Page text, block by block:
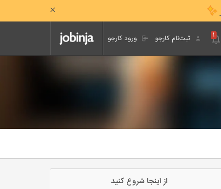
ورود کارجو ثبت‌نام کارجو ۱
از اینجا شروع کنید